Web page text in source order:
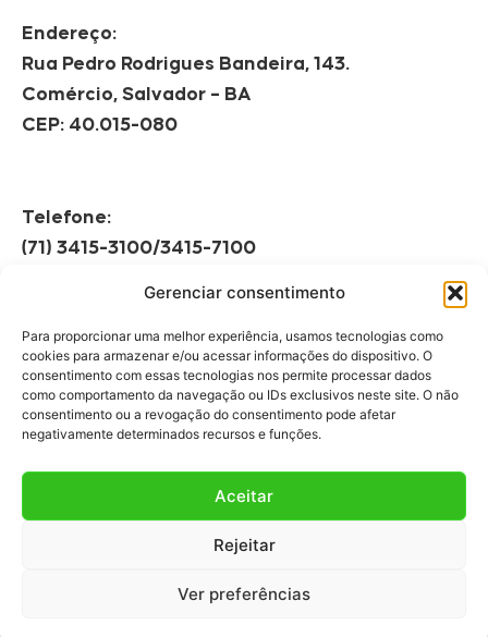
Gerenciar consentimento
Para proporcionar uma melhor experiência, usamos tecnologias como
cookies para armazenar e/ou acessar informações do dispositivo. O
consentimento com essas tecnologias nos permite processar dados
como comportamento da navegação ou IDs exclusivos neste site. O não
consentimento ou a revogação do consentimento pode afetar
negativamente determinados recursos e funções.
Aceitar
Rejeitar
Ver preferências
Endereço:
Rua Pedro Rodrigues Bandeira, 143.
Comércio, Salvador – BA
CEP: 40.015-080
Telefone:
(71) 3415-3100/3415-7100
Horário de Funcionamento:
08h às 12h | 13h às 17h
Fale com a gente!